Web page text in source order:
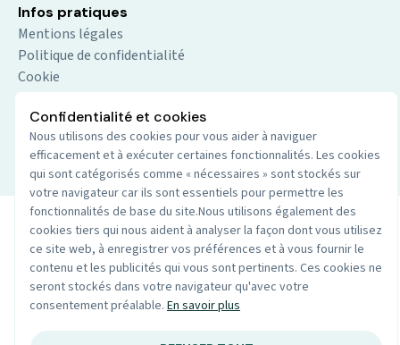
Confidentialité et cookies
Nous utilisons des cookies pour vous aider à naviguer
efficacement et à exécuter certaines fonctionnalités. Les cookies
qui sont catégorisés comme « nécessaires » sont stockés sur
votre navigateur car ils sont essentiels pour permettre les
fonctionnalités de base du site.Nous utilisons également des
cookies tiers qui nous aident à analyser la façon dont vous utilisez
ce site web, à enregistrer vos préférences et à vous fournir le
contenu et les publicités qui vous sont pertinents. Ces cookies ne
seront stockés dans votre navigateur qu'avec votre
consentement préalable. En savoir plus
Infos pratiques
Mentions légales
Politique de confidentialité
Cookie
© 2026 Audio du centre. Tout droits réservés.Site par
Wenoble